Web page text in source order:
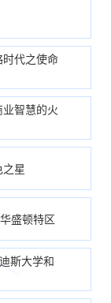
代之使命
智慧的火
星
盛顿特区
斯大学和